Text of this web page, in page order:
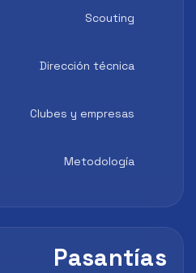
Scouting
Dirección técnica
Clubes y empresas
Metodología
Pasantías